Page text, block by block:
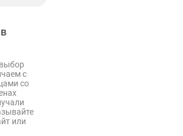
с
со
или